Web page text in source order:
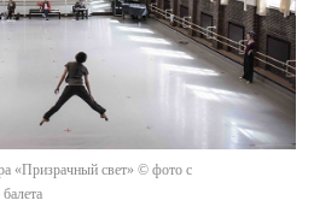
«Призрачный свет» © фото с